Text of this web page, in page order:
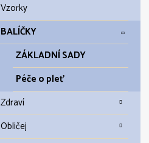
Vzorky
BALÍČKY
ZÁKLADNÍ SADY
Péče o pleť
Zdraví
Obličej